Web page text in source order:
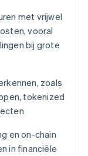
met vrijwel
vooral
bij grote
zoals
tokenized
en on-chain
in financiële